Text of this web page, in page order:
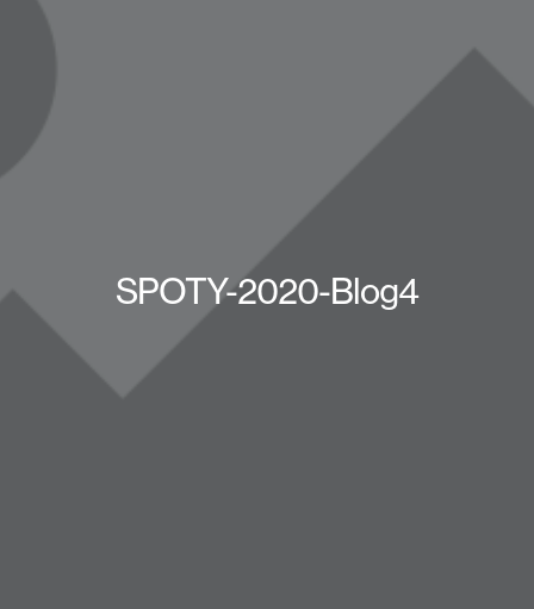
SPOTY-2020-Blog4